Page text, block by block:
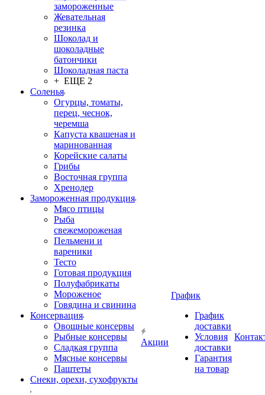
замороженные
Жевательная
резинка
Шоколад и
шоколадные
батончики
Шоколадная паста
+ ЕЩЕ 2
Соленья
Огурцы, томаты,
перец, чеснок,
черемша
Капуста квашеная и
маринованная
Корейские салаты
Грибы
Восточная группа
Хренодер
Замороженная продукция
Мясо птицы
Рыба
свежемороженая
Пельмени и
вареники
Тесто
Готовая продукция
Полуфабрикаты
Мороженое
Говядина и свинина
Консервация
Овощные консервы
Рыбные консервы
Сладкая группа
Мясные консервы
Паштеты
Снеки, орехи, сухофрукты
Акции
График
График
доставки
Условия
доставки
Гарантия
на товар